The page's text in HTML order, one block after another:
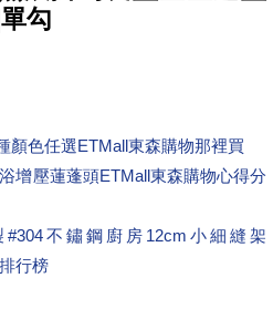
勾
顏色任選ETMall東森購物那裡買
增壓蓮蓬頭ETMall東森購物心得分
#304不鏽鋼廚房12cm小細縫架
行榜